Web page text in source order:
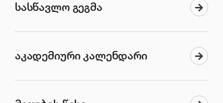
სასწავლო გეგმა
აკადემიური კალენდარი